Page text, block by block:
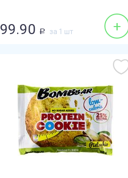
99.90 Р за 1 шт +